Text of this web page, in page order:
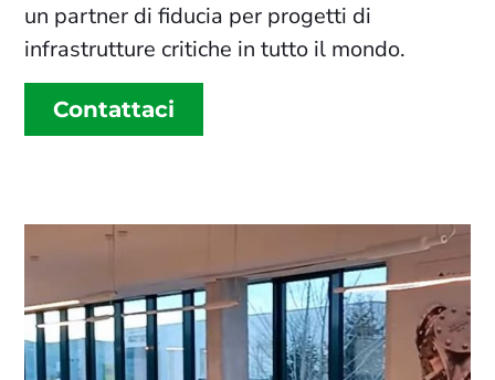
un partner di fiducia per progetti di
infrastrutture critiche in tutto il mondo.
Contattaci